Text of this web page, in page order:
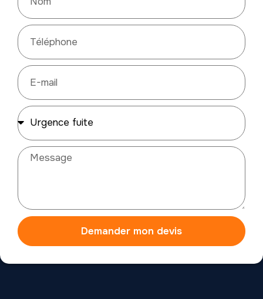
Demander mon devis